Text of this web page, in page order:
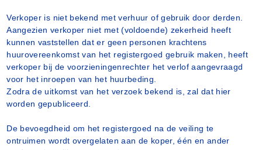
Verkoper is niet bekend met verhuur of gebruik door derden.
Aangezien verkoper niet met (voldoende) zekerheid heeft
kunnen vaststellen dat er geen personen krachtens
huurovereenkomst van het registergoed gebruik maken, heeft
verkoper bij de voorzieningenrechter het verlof aangevraagd
voor het inroepen van het huurbeding.
Zodra de uitkomst van het verzoek bekend is, zal dat hier
worden gepubliceerd.
De bevoegdheid om het registergoed na de veiling te
ontruimen wordt overgelaten aan de koper, één en ander